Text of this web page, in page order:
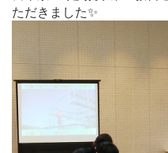
ただきました✨